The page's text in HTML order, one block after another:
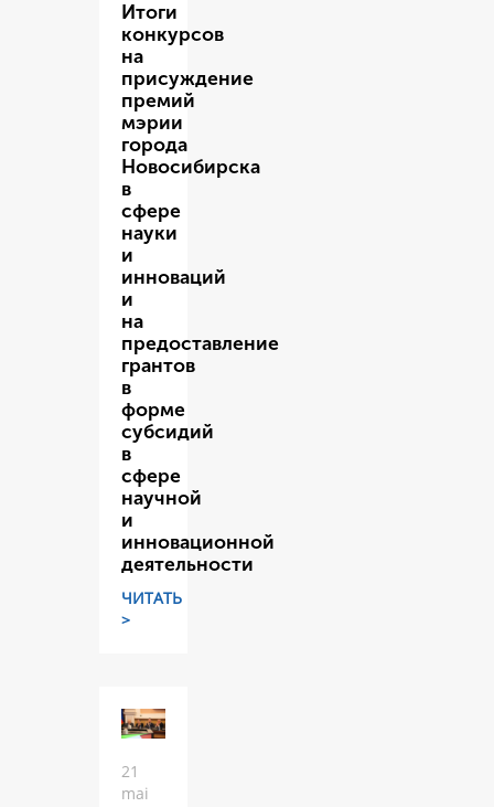
Итоги
конкурсов
на
присуждение
премий
мэрии
города
Новосибирска
в
сфере
науки
и
инноваций
и
на
предоставление
грантов
в
форме
субсидий
в
сфере
научной
и
инновационной
деятельности
ЧИТАТЬ
>
21
mai